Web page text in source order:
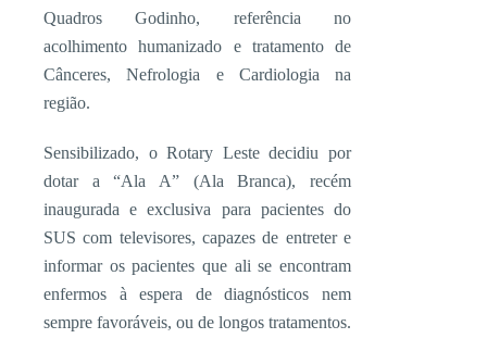
Quadros Godinho, referência no
acolhimento humanizado e tratamento de
Cânceres, Nefrologia e Cardiologia na
região.
Sensibilizado, o Rotary Leste decidiu por
dotar a “Ala A” (Ala Branca), recém
inaugurada e exclusiva para pacientes do
SUS com televisores, capazes de entreter e
informar os pacientes que ali se encontram
enfermos à espera de diagnósticos nem
sempre favoráveis, ou de longos tratamentos.